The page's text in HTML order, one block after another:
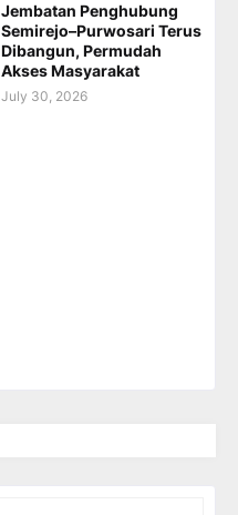
Jembatan Penghubung
Semirejo–Purwosari Terus
Dibangun, Permudah
Akses Masyarakat
July 30, 2026